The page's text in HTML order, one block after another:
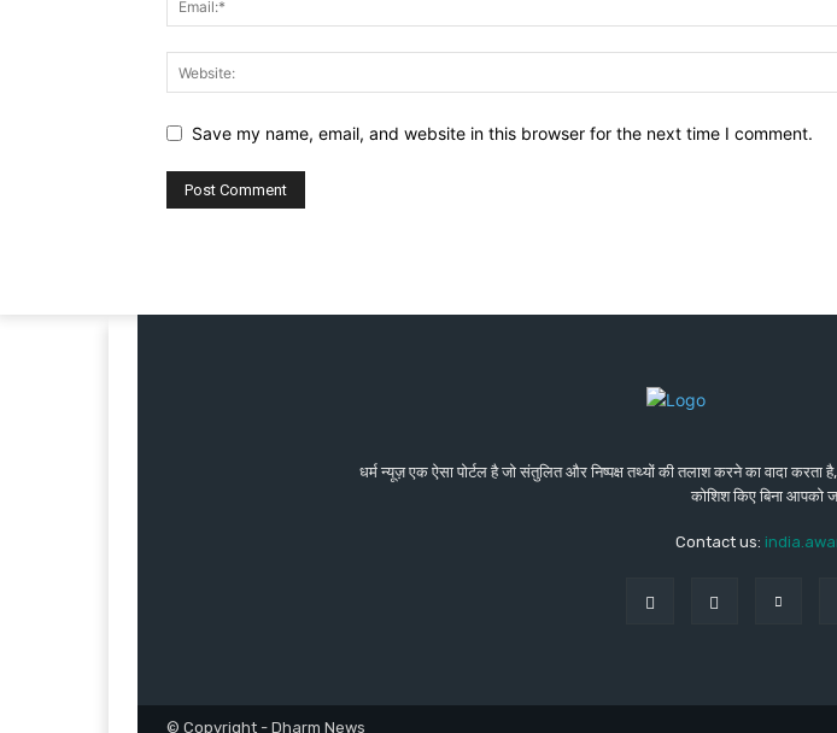
Save my name, email, and website in this browser for the next time I comment.
धर्म न्यूज़ एक ऐसा पोर्टल है जो संतुलित और निष्पक्ष तथ्यों की तलाश करने का वादा
कोशिश किए बिना आपको
Contact us:
© Copyright - Dharm News